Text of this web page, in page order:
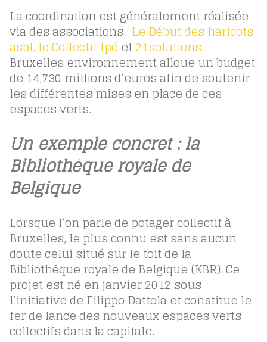
La coordination est généralement réalisée
via des associations : Le Début des haricots
asbl, le Collectif Ipé et21solutions.
Bruxelles environnement alloue un budget
de 14,730 millions d’euros afin de soutenir
les différentes mises en place de ces
espaces verts.
Un exemple concret : la
Bibliothèque royale de
Belgique
Lorsque l’on parle de potager collectif à
Bruxelles, le plus connu est sans aucun
doute celui situé sur le toit de la
Bibliothèque royale de Belgique (KBR). Ce
projet est né en janvier 2012 sous
l’initiative de Filippo Dattola et constitue le
fer de lance des nouveaux espaces verts
collectifs dans la capitale.